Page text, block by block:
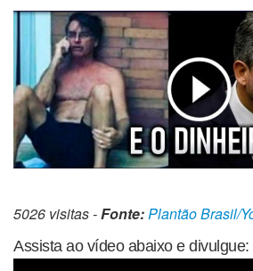
5026 visitas -Fonte:Plantão Brasil/
Assista ao vídeo abaixo e divulgue: